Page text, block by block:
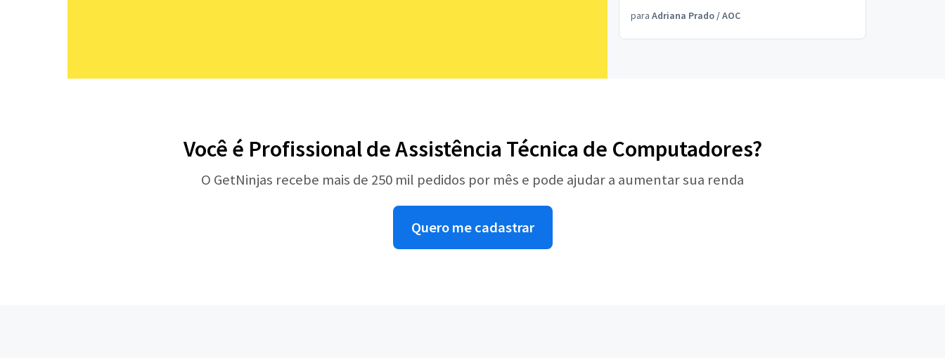
para Adriana Prado/AOC
Você é Profissional de Assistência Técnica de Computadores?
O GetNinjas recebe mais de 250 mil pedidos por mês e pode ajudar a aumentar sua renda
Quero me cadastrar